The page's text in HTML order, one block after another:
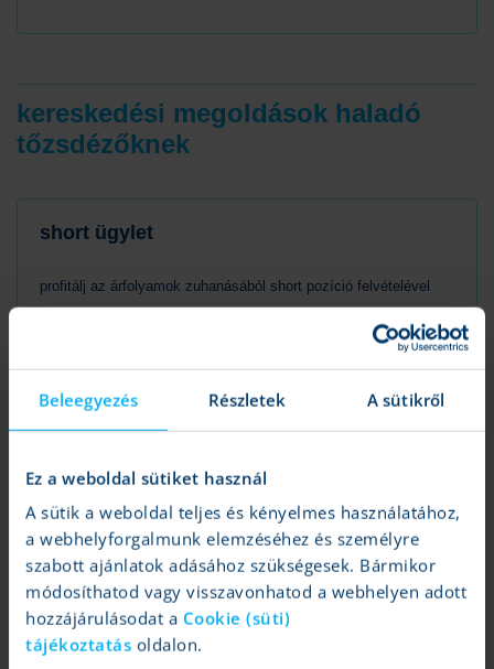
Beleegyezés Részletek A sütikről
Ez a weboldal sütiket használ
A sütik a weboldal teljes és kényelmes használatához,
a webhelyforgalmunk elemzéséhez és személyre
szabott ajánlatok adásához szükségesek. Bármikor
módosíthatod vagy visszavonhatod a webhelyen adott
hozzájárulásodat a Cookie (süti)
tájékoztatás oldalon.
kereskedési megoldások haladó
tőzsdézőknek
short ügylet
profitálj az árfolyamok zuhanásából short pozíció felvételével
tőkeáttételes kereskedés
pre-market kereskedés
kereskedj már nyitás előtt egyes amerikai piacokon